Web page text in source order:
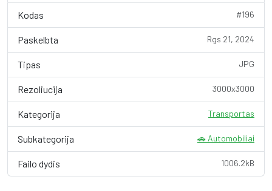
Kodas #196
Paskelbta Rgs 21, 2024
Tipas JPG
Rezoliucija 3000x3000
Kategorija Transportas
Subkategorija 🚗 Automobiliai
Failo dydis 1006.2kB